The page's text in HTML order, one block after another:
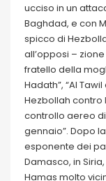
ucciso in un
Baghdad, e con
spicco di
all’opposi –
fratello della
Hadath”, “Al
Hezbollah
controllo aereo
gennaio”. Dopo
esponente dei
Damasco, in
Hamas molto